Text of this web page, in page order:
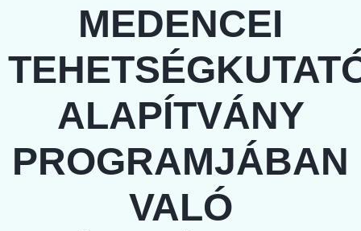
MEDENCEI
ALAPÍTVÁNY
PROGRAMJÁBAN
VALÓ